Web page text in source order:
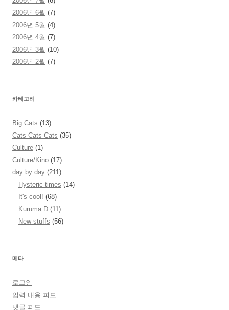
2006년 6월 (7)
2006년 5월 (4)
2006년 4월 (7)
2006년 3월 (10)
2006년 2월 (7)
카테고리
Big Cats (13)
Cats Cats Cats (35)
Culture (1)
Culture/Kino (17)
day by day (211)
Hysteric times (14)
It's cool! (68)
Kuruma D (11)
New stuffs (56)
메타
로그인
입력 내용 피드
댓글 피드